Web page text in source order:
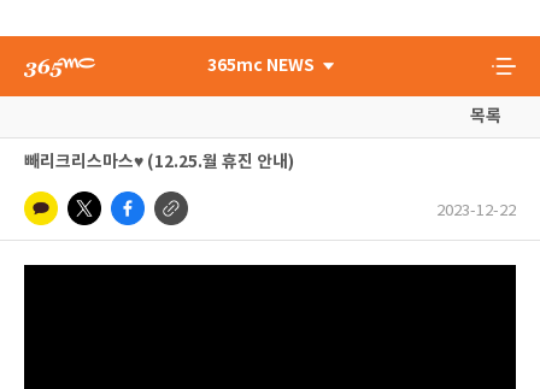
365mc NEWS
목록
빼리크리스마스♥ (12.25.월 휴진 안내)
2023-12-22